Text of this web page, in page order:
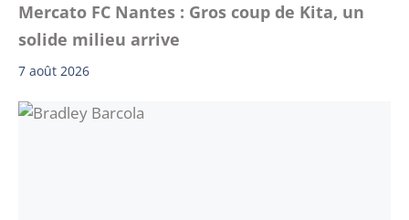
Mercato FC Nantes : Gros coup de Kita, un
solide milieu arrive
7 août 2026